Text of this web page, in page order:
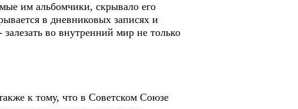
им альбомчики, скрывало его
в дневниковых записях и
во внутренний мир не только
к тому, что в Советском Союзе